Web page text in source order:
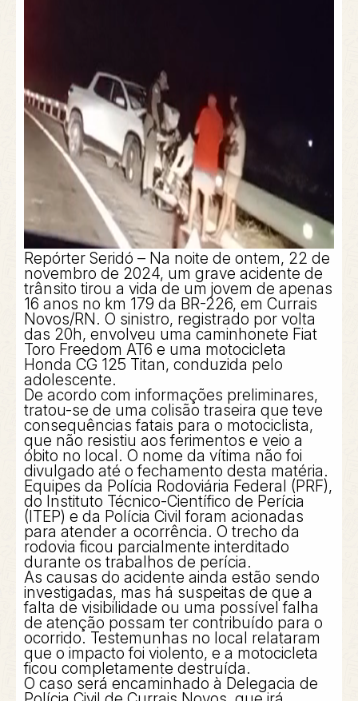
Repórter Seridó – Na noite de ontem, 22 de
novembro de 2024, um grave acidente de
trânsito tirou a vida de um jovem de apenas
16 anos no km 179 da BR-226, em Currais
Novos/RN. O sinistro, registrado por volta
das 20h, envolveu uma caminhonete Fiat
Toro Freedom AT6 e uma motocicleta
Honda CG 125 Titan, conduzida pelo
adolescente.
De acordo com informações preliminares,
tratou-se de uma colisão traseira que teve
consequências fatais para o motociclista,
que não resistiu aos ferimentos e veio a
óbito no local. O nome da vítima não foi
divulgado até o fechamento desta matéria.
Equipes da Polícia Rodoviária Federal (PRF),
do Instituto Técnico-Científico de Perícia
(ITEP) e da Polícia Civil foram acionadas
para atender a ocorrência. O trecho da
rodovia ficou parcialmente interditado
durante os trabalhos de perícia.
As causas do acidente ainda estão sendo
investigadas, mas há suspeitas de que a
falta de visibilidade ou uma possível falha
de atenção possam ter contribuído para o
ocorrido. Testemunhas no local relataram
que o impacto foi violento, e a motocicleta
ficou completamente destruída.
O caso será encaminhado à Delegacia de